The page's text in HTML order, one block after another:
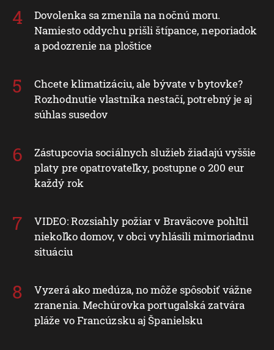
Dovolenka sa zmenila na nočnú moru.
Namiesto oddychu prišli štípance, neporiadok
a podozrenie na ploštice
Chcete klimatizáciu, ale bývate v bytovke?
Rozhodnutie vlastníka nestačí, potrebný je aj
súhlas susedov
Zástupcovia sociálnych služieb žiadajú vyššie
platy pre opatrovateľky, postupne o 200 eur
každý rok
VIDEO: Rozsiahly požiar v Braväcove pohltil
niekoľko domov, v obci vyhlásili mimoriadnu
situáciu
Vyzerá ako medúza, no môže spôsobiť vážne
zranenia. Mechúrovka portugalská zatvára
pláže vo Francúzsku aj Španielsku